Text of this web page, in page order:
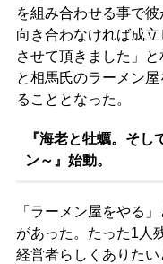
を組み合わせる事で
向き合わなければ成
させて頂きました」
と相馬氏のラーメン
ることとなった。
『海老と牡蠣。そ
ン～』始動。
「ラーメン屋をやる
があった。たった1人
経営者らしくありた